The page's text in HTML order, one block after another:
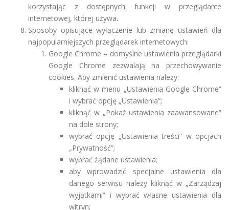
korzystając z dostępnych funkcji w przeglądarce
internetowej, której używa.
Sposoby opisujące wyłączenie lub zmianę ustawień dla
najpopularniejszych przeglądarek internetowych:
Google Chrome – domyślne ustawienia przeglądarki
Google Chrome zezwalają na przechowywanie
cookies. Aby zmienić ustawienia należy:
kliknąć w menu „Ustawienia Google Chrome”
i wybrać opcję „Ustawienia”;
kliknąć w „Pokaż ustawienia zaawansowane”
na dole strony;
wybrać opcję „Ustawienia treści” w opcjach
„Prywatność”;
wybrać żądane ustawienia;
aby wprowadzić specjalne ustawienia dla
danego serwisu należy kliknąć w „Zarządzaj
wyjątkami” i wybrać własne ustawienia dla
witryn;